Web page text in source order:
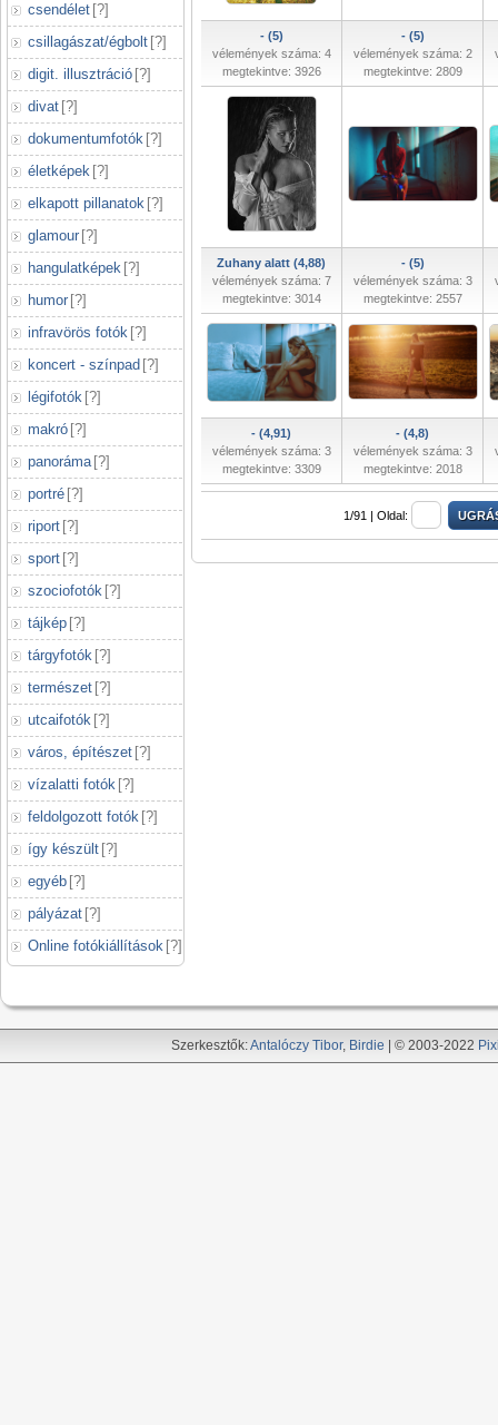
csendélet [?]
csillagászat/égbolt [?]
digit. illusztráció [?]
divat [?]
dokumentumfotók [?]
életképek [?]
elkapott pillanatok [?]
glamour [?]
hangulatképek [?]
humor [?]
infravörös fotók [?]
koncert - színpad [?]
légifotók [?]
makró [?]
panoráma [?]
portré [?]
riport [?]
sport [?]
szociofotók [?]
tájkép [?]
tárgyfotók [?]
természet [?]
utcaifotók [?]
város, építészet [?]
vízalatti fotók [?]
feldolgozott fotók [?]
így készült [?]
egyéb [?]
pályázat [?]
Online fotókiállítások [?]
- (5)
vélemények száma: 4
megtekintve: 3926
- (5)
vélemények száma: 2
megtekintve: 2809
Zuhany alatt (4,88)
vélemények száma: 7
megtekintve: 3014
- (5)
vélemények száma: 3
megtekintve: 2557
- (4,91)
vélemények száma: 3
megtekintve: 3309
- (4,8)
vélemények száma: 3
megtekintve: 2018
1/91 | Oldal:
Szerkesztők:Antalóczy Tibor, Birdie | © 2003-2022